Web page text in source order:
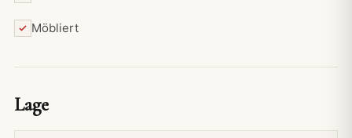
Möbliert
Lage